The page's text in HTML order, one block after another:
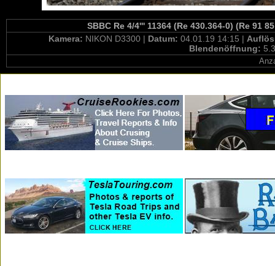
SBBC Re 4/4''' 11364 (Re 430.364-0) (Re 91
Kamera: NIKON D3300 | Datum: 04.01.19 14:15 |
Blendenöffnung: